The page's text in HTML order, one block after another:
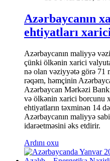
Azərbaycanın
ehtiyatları
Azərbaycanın maliyyə
çünki ölkənin xarici
nə olan vəziyyətə görə 71
rəqəm, həmçinin
Azərbaycan Mərkəzi
və ölkənin xarici borcunu
ehtiyatların təxminən 14
Azərbaycanın maliyyə
idarəetməsini əks etdirir.
Ardını oxu